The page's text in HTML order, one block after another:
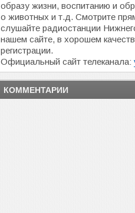
образу жизни, воспитанию и
о животных и т.д. Смотрите
слушайте радиостанции
нашем сайте, в хорошем
регистрации.
Официальный сайт телеканала:
КОММЕНТАРИИ